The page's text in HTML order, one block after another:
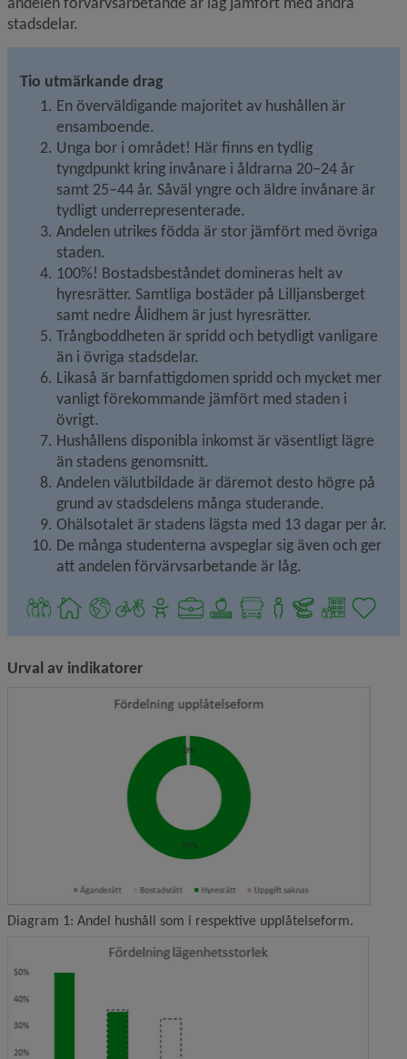
stadsdelar.
Tio utmärkande drag
En överväldigande majoritet av hushållen är
ensamboende.
Unga bor i området! Här finns en tydlig
tyngdpunkt kring invånare i åldrarna 20–24 år
samt 25–44 år. Såväl yngre och äldre invånare är
tydligt underrepresenterade.
Andelen utrikes födda är stor jämfört med övriga
staden.
100%! Bostadsbeståndet domineras helt av
hyresrätter. Samtliga bostäder på Lilljansberget
samt nedre Ålidhem är just hyresrätter.
Trångboddheten är spridd och betydligt vanligare
än i övriga stadsdelar.
Likaså är barnfattigdomen spridd och mycket mer
vanligt förekommande jämfört med staden i
övrigt.
Hushållens disponibla inkomst är väsentligt lägre
än stadens genomsnitt.
Andelen välutbildade är däremot desto högre på
grund av stadsdelens många studerande.
Ohälsotalet är stadens lägsta med 13 dagar per år.
De många studenterna avspeglar sig även och ger
att andelen förvärvsarbetande är låg.
Urval av indikatorer
Diagram 1: Andel hushåll som i respektive upplåtelseform.